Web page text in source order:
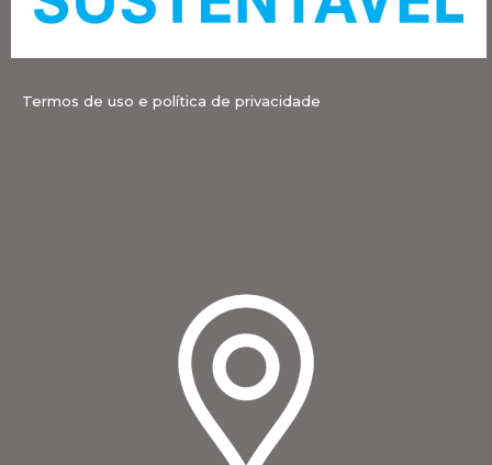
Termos de uso e política de privacidade